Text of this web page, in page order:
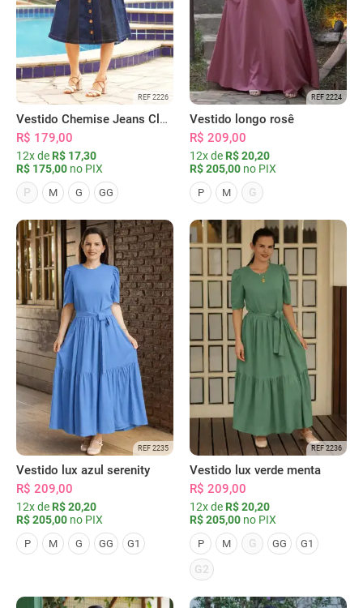
REF 2226
Vestido Chemise Jeans Clássica Serena
R$ 179,00
12x de R$ 17,30
R$ 175,00 no PIX
P
M G GG
REF 2224
Vestido longo rosê
R$ 209,00
12x de R$ 20,20
R$ 205,00 no PIX
P M G
REF 2235
Vestido lux azul serenity
R$ 209,00
12x de R$ 20,20
R$ 205,00 no PIX
P M G GG G1
REF 2236
Vestido lux verde menta
R$ 209,00
12x de R$ 20,20
R$ 205,00 no PIX
P M G GG G1
G2